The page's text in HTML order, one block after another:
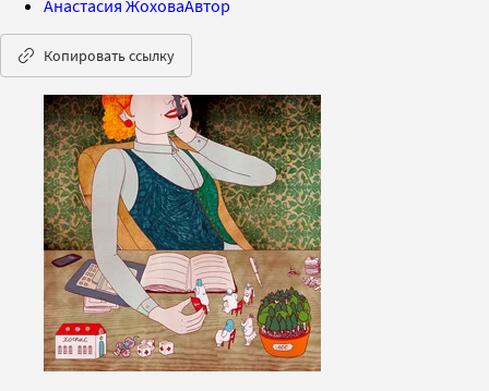
Анастасия ЖоховаАвтор
Копировать ссылку